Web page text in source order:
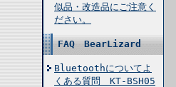
似品・改造品にご注意く
ださい。
FAQ BearLizard
Bluetoothについてよ
くある質問 KT-BSH05